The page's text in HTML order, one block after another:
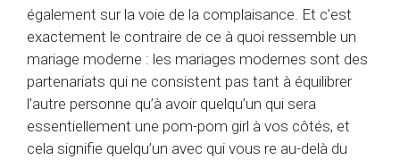
également sur la voie de la complaisance. Et c’est
exactement le contraire de ce à quoi ressemble un
mariage moderne : les mariages modernes sont des
partenariats qui ne consistent pas tant à équilibrer
l’autre personne qu’à avoir quelqu’un qui sera
essentiellement une pom-pom girl à vos côtés, et
cela signifie quelqu’un avec qui vous re au-delà du